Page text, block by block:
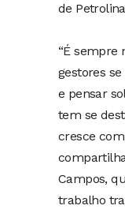
de
“É sempre
gestores
e pensar
tem se
cresce
Campos,
trabalho